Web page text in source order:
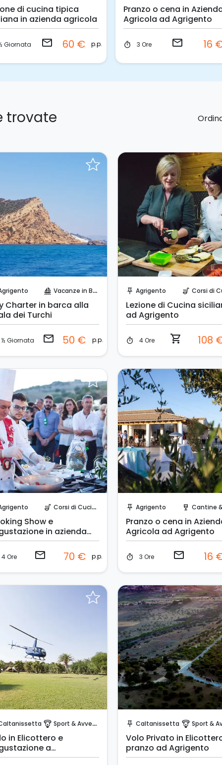
di cucina tipica
in azienda agricola
Giornata email 60 € p.p.
Pranzo o cena in
Agricola ad Agrigento
timer 3 Ore email 16
trovate
sailing Vacanze in Barca
Charter in barca alla
dei Turchi
½ Giornata email 50 € p.p.
push_pin Agrigento soup_kitchen Corsi di
Lezione di Cucina
ad Agrigento
timer 4 Ore shopping_cart 108
soup_kitchen Corsi di Cucina
Show e
in azienda
4 Ore email 70 € p.p.
push_pin Agrigento wine_bar Cantine &
Pranzo o cena in
Agricola ad Agrigento
timer 3 Ore email 16
paragliding Sport & Avventura
in Elicottero e
a
push_pin Caltanissetta paragliding Sport &
Volo Privato in
pranzo ad Agrigento